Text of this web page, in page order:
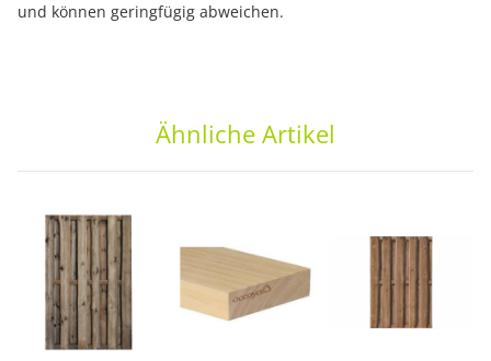
und können geringfügig abweichen.
Ähnliche Artikel